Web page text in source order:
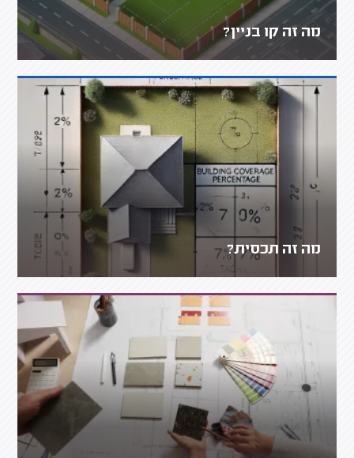
מה זה קו בניין?
מה זה תכסית?